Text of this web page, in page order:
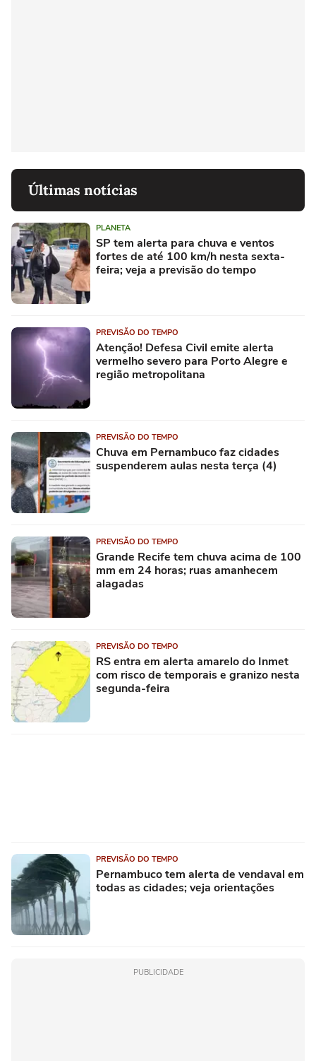
Últimas notícias
PLANETA
SP tem alerta para chuva e ventos
fortes de até 100 km/h nesta sexta-
feira; veja a previsão do tempo
PREVISÃO DO TEMPO
Atenção! Defesa Civil emite alerta
vermelho severo para Porto Alegre e
região metropolitana
PREVISÃO DO TEMPO
Chuva em Pernambuco faz cidades
suspenderem aulas nesta terça (4)
PREVISÃO DO TEMPO
Grande Recife tem chuva acima de 100
mm em 24 horas; ruas amanhecem
alagadas
PREVISÃO DO TEMPO
RS entra em alerta amarelo do Inmet
com risco de temporais e granizo nesta
segunda-feira
PREVISÃO DO TEMPO
Pernambuco tem alerta de vendaval em
todas as cidades; veja orientações
PUBLICIDADE